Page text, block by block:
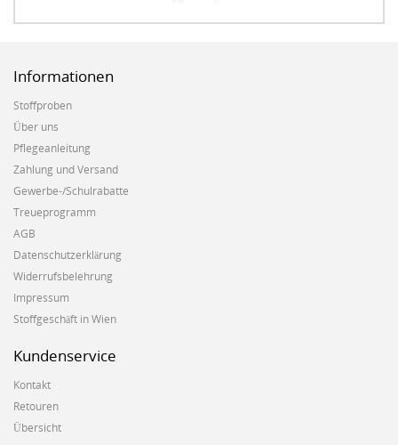
Informationen
Stoffproben
Über uns
Pflegeanleitung
Zahlung und Versand
Gewerbe-/Schulrabatte
Treueprogramm
AGB
Datenschutzerklärung
Widerrufsbelehrung
Impressum
Stoffgeschäft in Wien
Kundenservice
Kontakt
Retouren
Übersicht